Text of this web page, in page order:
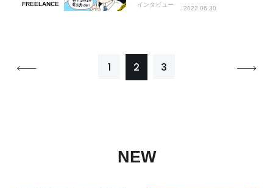
FREELANCE インタビュー
2022.06.30
1 2 3
NEW